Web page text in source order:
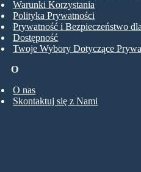
O
O nas
Skontaktuj się z Nami
Warunki Korzystania
Polityka Prywatności
Prywatność i Bezpieczeństwo
Dostępność
Twoje Wybory Dotyczące